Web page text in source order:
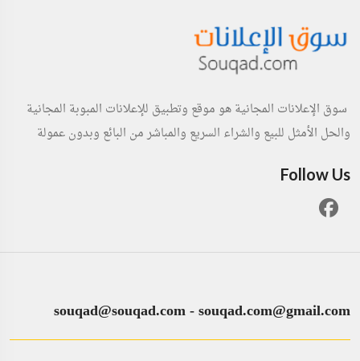
سوق الإعلانات المجانية هو موقع وتطبيق للإعلانات المبوبة المجانية
والحل الأمثل للبيع والشراء السريع والمباشر من البائع وبدون عمولة
Follow Us
souqad@souqad.com-souqad.com@gmail.com